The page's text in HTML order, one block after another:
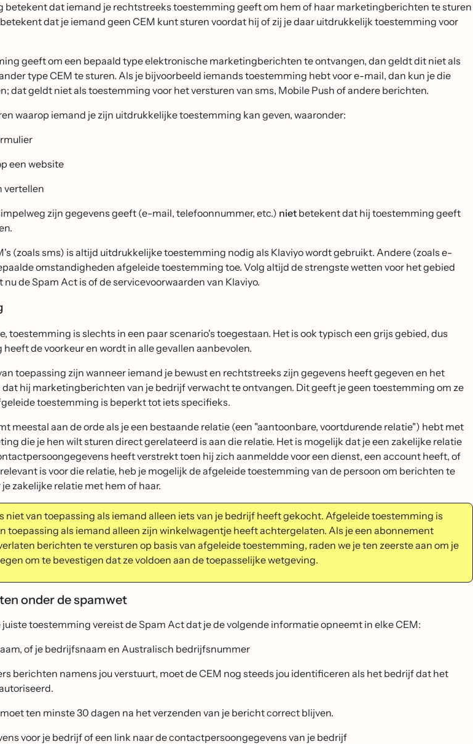
dat iemand je rechtstreeks toestemming geeft om hem of haar marketingberichten te sturen
dat je iemand geen CEM kunt sturen voordat hij of zij je daar uitdrukkelijk toestemming voor
geeft om een bepaald type elektronische marketingberichten te ontvangen, dan geldt dit niet als
type CEM te sturen. Als je bijvoorbeeld iemands toestemming hebt voor e-mail, dan kun je die
dat geldt niet als toestemming voor het versturen van sms, Mobile Push of andere berichten.
waarop iemand je zijn uitdrukkelijke toestemming kan geven, waaronder:
een website
vertellen
zijn gegevens geeft (e-mail, telefoonnummer, etc.) niet betekent dat hij toestemming geeft
(zoals sms) is altijd uitdrukkelijke toestemming nodig als Klaviyo wordt gebruikt. Andere (zoals e-
omstandigheden afgeleide toestemming toe. Volg altijd de strengste wetten voor het gebied
de Spam Act is of de servicevoorwaarden van Klaviyo.
toestemming is slechts in een paar scenario's toegestaan. Het is ook typisch een grijs gebied, dus
de voorkeur en wordt in alle gevallen aanbevolen.
toepassing zijn wanneer iemand je bewust en rechtstreeks zijn gegevens heeft gegeven en het
dat hij marketingberichten van je bedrijf verwacht te ontvangen. Dit geeft je geen toestemming om ze
toestemming is beperkt tot iets specifieks.
meestal aan de orde als je een bestaande relatie (een "aantoonbare, voortdurende relatie") hebt met
die je hen wilt sturen direct gerelateerd is aan die relatie. Het is mogelijk dat je een zakelijke relatie
heeft verstrekt toen hij zich aanmeldde voor een dienst, een account heeft, of
is voor die relatie, heb je mogelijk de afgeleide toestemming van de persoon om berichten te
zakelijke relatie met hem of haar.
niet van toepassing als iemand alleen iets van je bedrijf heeft gekocht. Afgeleide toestemming is
toepassing als iemand alleen zijn winkelwagentje heeft achtergelaten. Als je een abonnement
berichten te versturen op basis van afgeleide toestemming, raden we je ten zeerste aan om je
om te bevestigen dat ze voldoen aan de toepasselijke wetgeving.
onder de spamwet
toestemming vereist de Spam Act dat je de volgende informatie opneemt in elke CEM:
of je bedrijfsnaam en Australisch bedrijfsnummer
berichten namens jou verstuurt, moet de CEM nog steeds jou identificeren als het bedrijf dat het
ten minste 30 dagen na het verzenden van je bericht correct blijven.
voor je bedrijf of een link naar de contactpersoongegevens van je bedrijf